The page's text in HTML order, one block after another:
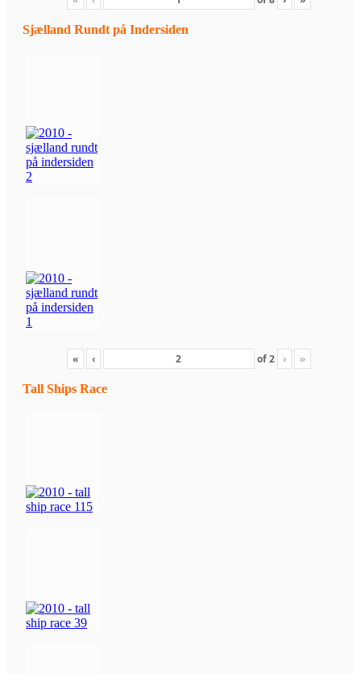
Sjælland Rundt på Indersiden
« ‹ of2 › »
Tall Ships Race